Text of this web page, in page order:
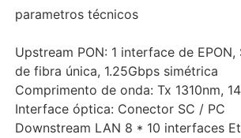
parametros técnicos
Upstream PON: 1 interface de
de fibra única, 1.25Gbps simétrica
Comprimento de onda: Tx 1310nm,
Interface óptica: Conector SC / PC
Downstream LAN 8 * 10 interfaces